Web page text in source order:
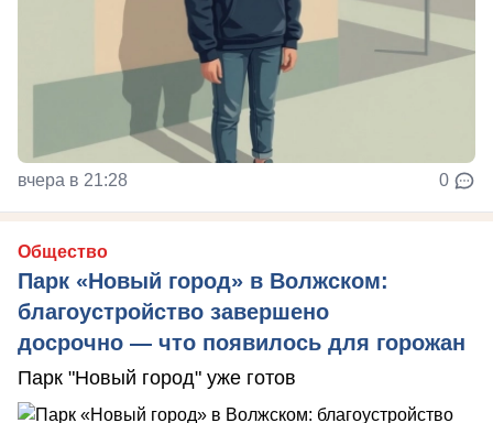
вчера в 21:28 0
Общество
Парк «Новый город» в Волжском:
благоустройство завершено
досрочно — что появилось для горожан
Парк "Новый город" уже готов